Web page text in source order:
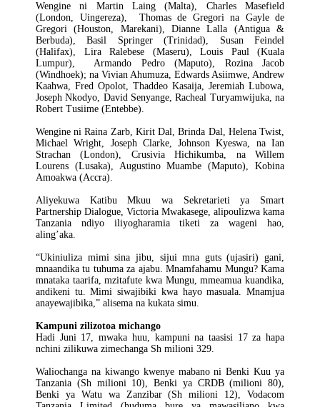
Wengine ni Martin Laing (Malta), Charles Masefield
(London, Uingereza), Thomas de Gregori na Gayle de
Gregori (Houston, Marekani), Dianne Lalla (Antigua &
Berbuda), Basil Springer (Trinidad), Susan Feindel
(Halifax), Lira Ralebese (Maseru), Louis Paul (Kuala
Lumpur), Armando Pedro (Maputo), Rozina Jacob
(Windhoek); na Vivian Ahumuza, Edwards Asiimwe, Andrew
Kaahwa, Fred Opolot, Thaddeo Kasaija, Jeremiah Lubowa,
Joseph Nkodyo, David Senyange, Racheal Turyamwijuka, na
Robert Tusiime (Entebbe).
Wengine ni Raina Zarb, Kirit Dal, Brinda Dal, Helena Twist,
Michael Wright, Joseph Clarke, Johnson Kyeswa, na Ian
Strachan (London), Crusivia Hichikumba, na Willem
Lourens (Lusaka), Augustino Muambe (Maputo), Kobina
Amoakwa (Accra).
Aliyekuwa Katibu Mkuu wa Sekretarieti ya Smart
Partnership Dialogue, Victoria Mwakasege, alipoulizwa kama
Tanzania ndiyo iliyogharamia tiketi za wageni hao,
aling’aka.
“Ukiniuliza mimi sina jibu, sijui mna guts (ujasiri) gani,
mnaandika tu tuhuma za ajabu. Mnamfahamu Mungu? Kama
mnataka taarifa, mzitafute kwa Mungu, mmeamua kuandika,
andikeni tu. Mimi siwajibiki kwa hayo masuala. Mnamjua
anayewajibika,” alisema na kukata simu.
Kampuni zilizotoa michango
Hadi Juni 17, mwaka huu, kampuni na taasisi 17 za hapa
nchini zilikuwa zimechanga Sh milioni 329.
Waliochanga na kiwango kwenye mabano ni Benki Kuu ya
Tanzania (Sh milioni 10), Benki ya CRDB (milioni 80),
Benki ya Watu wa Zanzibar (Sh milioni 12), Vodacom